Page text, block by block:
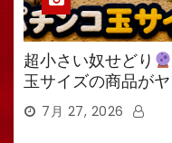
超小さい奴せどり
玉サイズの商品が
7月 27, 2026